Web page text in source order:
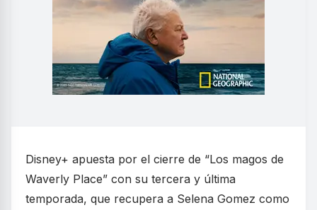
Disney+ apuesta por el cierre de “Los magos de
Waverly Place” con su tercera y última
temporada, que recupera a Selena Gomez como